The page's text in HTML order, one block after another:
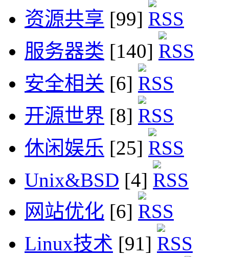
资源共享 [99]
服务器类 [140]
安全相关 [6]
开源世界 [8]
休闲娱乐 [25]
Unix&BSD [4]
网站优化 [6]
Linux技术 [91]